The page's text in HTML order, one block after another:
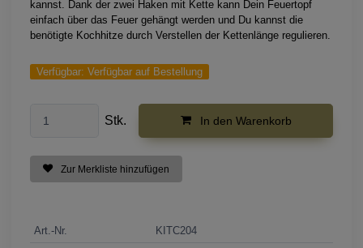
kannst. Dank der zwei Haken mit Kette kann Dein Feuertopf
einfach über das Feuer gehängt werden und Du kannst die
benötigte Kochhitze durch Verstellen der Kettenlänge regulieren.
Verfügbar: Verfügbar auf Bestellung
Stk. In den Warenkorb
Zur Merkliste hinzufügen
Art.-Nr.
KITC204